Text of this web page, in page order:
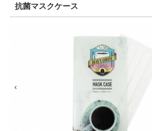
抗菌マスクケース